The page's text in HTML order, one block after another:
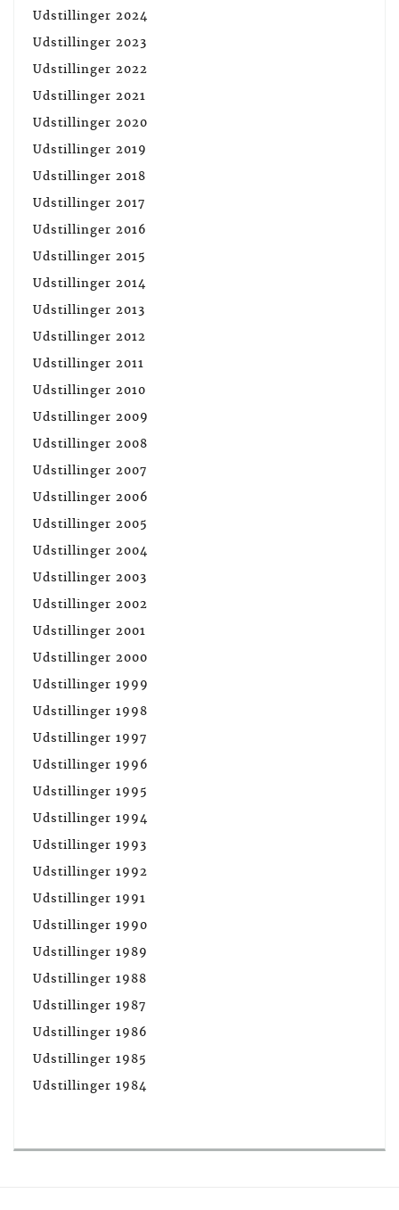
Udstillinger 2024
Udstillinger 2023
Udstillinger 2022
Udstillinger 2021
Udstillinger 2020
Udstillinger 2019
Udstillinger 2018
Udstillinger 2017
Udstillinger 2016
Udstillinger 2015
Udstillinger 2014
Udstillinger 2013
Udstillinger 2012
Udstillinger 2011
Udstillinger 2010
Udstillinger 2009
Udstillinger 2008
Udstillinger 2007
Udstillinger 2006
Udstillinger 2005
Udstillinger 2004
Udstillinger 2003
Udstillinger 2002
Udstillinger 2001
Udstillinger 2000
Udstillinger 1999
Udstillinger 1998
Udstillinger 1997
Udstillinger 1996
Udstillinger 1995
Udstillinger 1994
Udstillinger 1993
Udstillinger 1992
Udstillinger 1991
Udstillinger 1990
Udstillinger 1989
Udstillinger 1988
Udstillinger 1987
Udstillinger 1986
Udstillinger 1985
Udstillinger 1984